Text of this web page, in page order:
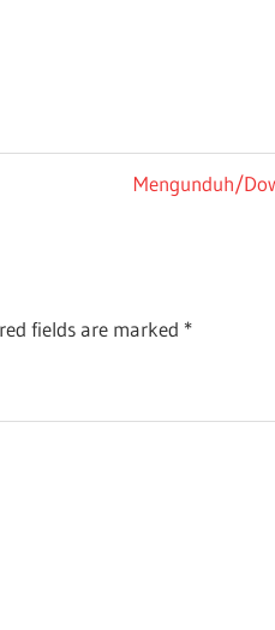
Next
Mengunduh/
fields are marked *